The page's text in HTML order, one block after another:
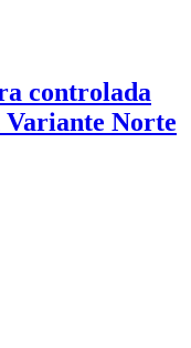
controlada
Norte